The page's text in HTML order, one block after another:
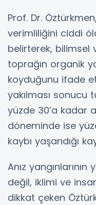
Prof. Dr.
verimliliğini ciddi
belirterek, bilimsel
toprağın organik
koyduğunu ifade
yakılması sonucu
yüzde 30’a kadar
döneminde ise
kaybı yaşandığı
Anız
değil, iklimi ve
dikkat çeken